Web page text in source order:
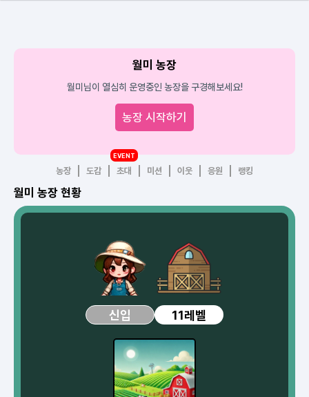
월미 농장
월미님이 열심히 운영중인 농장을 구경해보세요!
농장 시작하기
농장 도감 초대
EVENT
미션 이웃 응원 랭킹
월미 농장 현황
신입 11레벨